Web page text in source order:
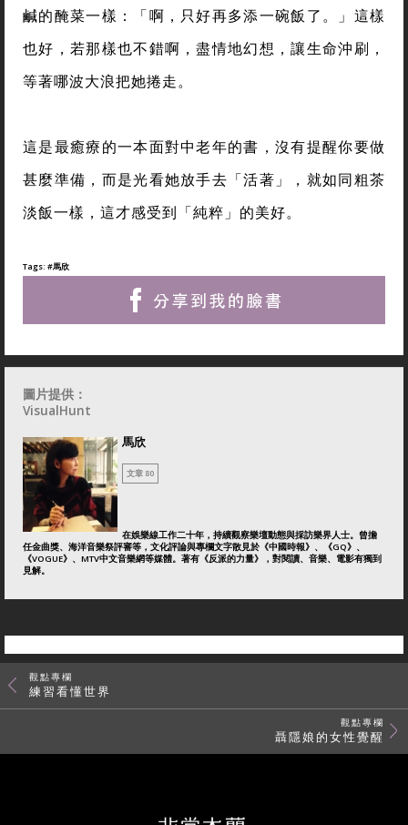
鹹的醃菜一樣：「啊，只好再多添一碗飯了。」這樣
也好，若那樣也不錯啊，盡情地幻想，讓生命沖刷，
等著哪波大浪把她捲走。
這是最癒療的一本面對中老年的書，沒有提醒你要做
甚麼準備，而是光看她放手去「活著」，就如同粗茶
淡飯一樣，這才感受到「純粹」的美好。
Tags: #馬欣
圖片提供：
VisualHunt
馬欣
文章 80
在娛樂線工作二十年，持續觀察樂壇動態與採訪樂界人士。曾擔
任金曲獎、海洋音樂祭評審等，文化評論與專欄文字散見於《中國時報》、《GQ》、
《VOGUE》、MTV中文音樂網等媒體。著有《反派的力量》，對閱讀、音樂、電影有獨到
見解。
觀點專欄
練習看懂世界
觀點專欄
聶隱娘的女性覺醒